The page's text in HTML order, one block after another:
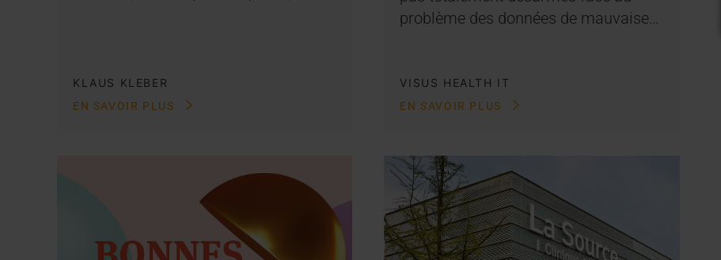
KLAUS KLEBER
EN SAVOIR PLUS
problème des données de mauvaise…
VISUS HEALTH IT
EN SAVOIR PLUS